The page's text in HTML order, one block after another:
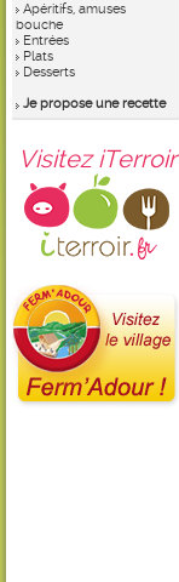
Apéritifs, amuses
bouche
Entrées
Plats
Desserts
Je propose une recette
Visitez iTerroir